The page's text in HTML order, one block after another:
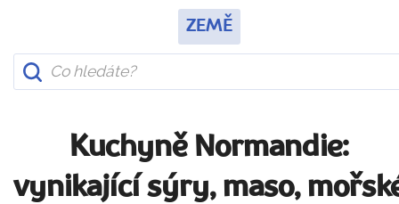
ZEMĚ
Kuchyně Normandie:
vynikající sýry, maso,